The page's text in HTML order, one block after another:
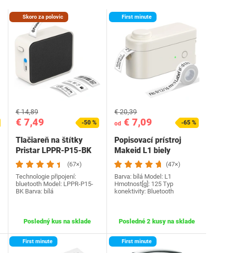
Skoro za polovic
€ 7,49
€ 14,89
-50 %
Tlačiareň na štítky
Pristar LPPR-P15-BK
(67×)
Technologie připojení:
bluetooth Model: ‎LPPR-P15-
BK Barva: bílá
Posledný kus na sklade
First minute
od € 7,09
€ 20,39
-65 %
Popisovací prístroj
Makeid L1 biely
(47×)
Barva: bílá Model: L1
Hmotnost[g]: ‎125 Typ
konektivity: ‎Bluetooth
Posledné 2 kusy na sklade
First minute First minute